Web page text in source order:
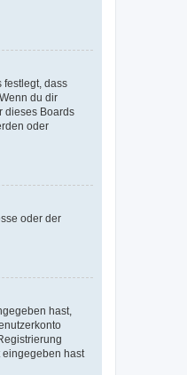
festlegt, dass
du dir
dieses Boards
oder
oder der
hast,
eingegeben hast